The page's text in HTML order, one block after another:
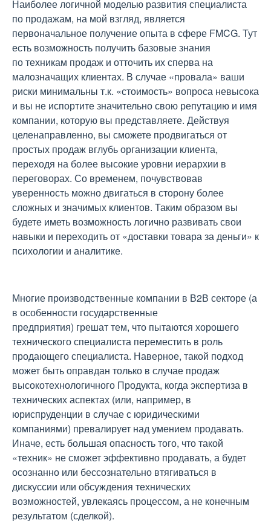
Наиболее логичной моделью развития специалиста
по продажам, на мой взгляд, является
первоначальное получение опыта в сфере FMCG. Тут
есть возможность получить базовые знания
по техникам продаж и отточить их сперва на
малозначащих клиентах. В случае «провала» ваши
риски минимальны т.к. «стоимость» вопроса невысока
и вы не испортите значительно свою репутацию и имя
компании, которую вы представляете. Действуя
целенаправленно, вы сможете продвигаться от
простых продаж вглубь организации клиента,
переходя на более высокие уровни иерархии в
переговорах. Со временем, почувствовав
уверенность можно двигаться в сторону более
сложных и значимых клиентов. Таким образом вы
будете иметь возможность логично развивать свои
навыки и переходить от «доставки товара за деньги» к
психологии и аналитике.
Многие производственные компании в В2В секторе (а
в особенности государственные
предприятия) грешат тем, что пытаются хорошего
технического специалиста переместить в роль
продающего специалиста. Наверное, такой подход
может быть оправдан только в случае продаж
высокотехнологичного Продукта, когда экспертиза в
технических аспектах (или, например, в
юриспруденции в случае с юридическими
компаниями) превалирует над умением продавать.
Иначе, есть большая опасность того, что такой
«техник» не сможет эффективно продавать, а будет
осознанно или бессознательно втягиваться в
дискуссии или обсуждения технических
возможностей, увлекаясь процессом, а не конечным
результатом (сделкой).